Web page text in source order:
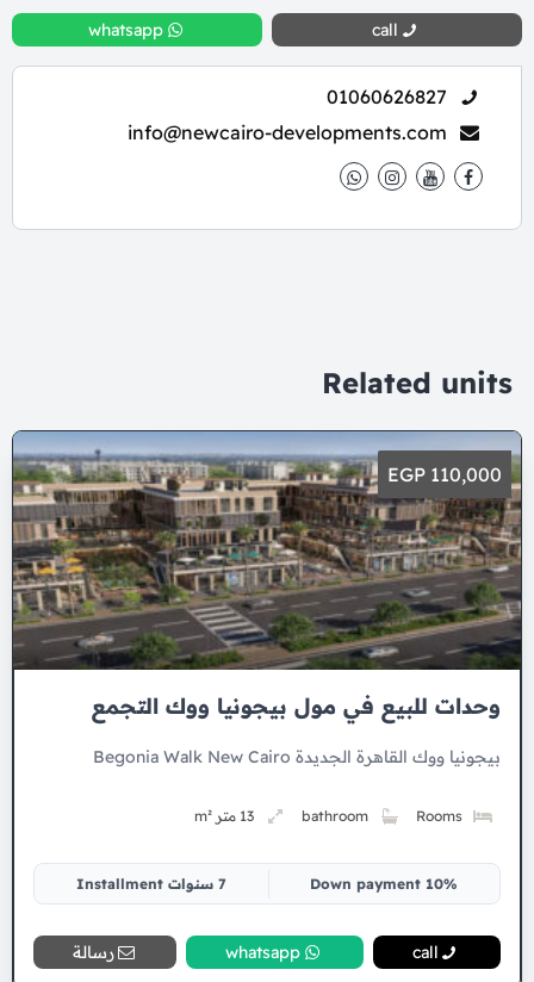
call
whatsapp
01060626827
info@newcairo-developments.com
Related units
110,000 EGP
وحدات للبيع في مول بيجونيا ووك التجمع
بيجونيا ووك القاهرة الجديدة Begonia Walk New Cairo
Rooms
bathroom 13 متر m²
10% Down payment 7 سنوات Installment
call
whatsapp رسالة